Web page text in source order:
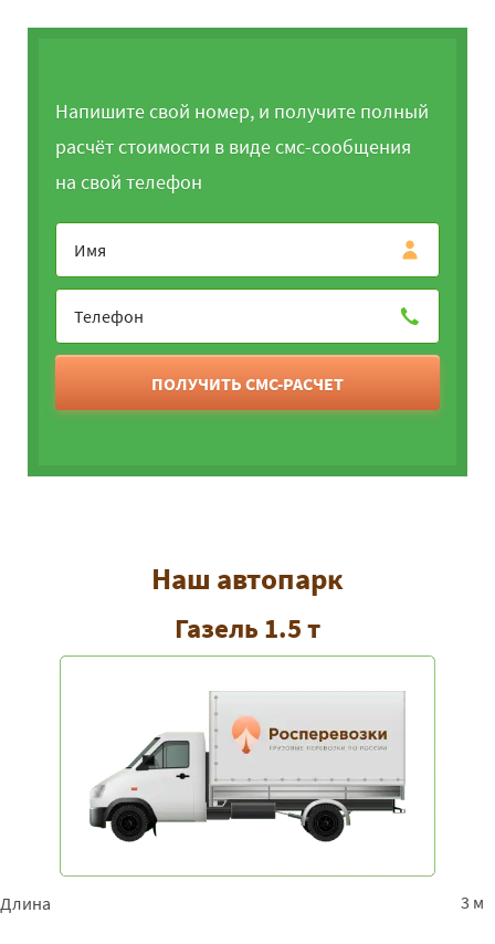
Напишите свой номер, и получите полный
расчёт стоимости в виде смс-сообщения
на свой телефон
ПОЛУЧИТЬ СМС-РАСЧЕТ
Наш автопарк
Газель 1.5 т
Длина 3 м